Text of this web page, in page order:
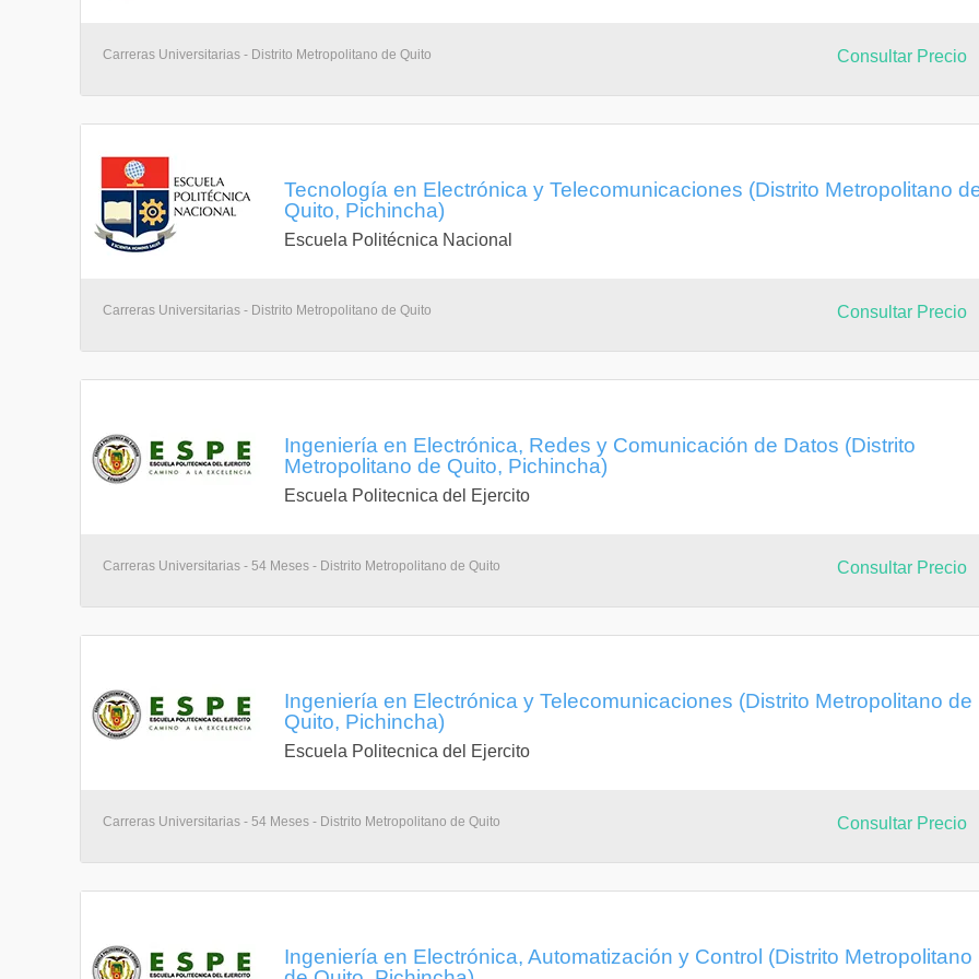
Carreras Universitarias - Distrito Metropolitano de Quito Consultar Precio
Tecnología en Electrónica y Telecomunicaciones (Distrito Metropolitano
Quito, Pichincha)
Escuela Politécnica Nacional
Carreras Universitarias - Distrito Metropolitano de Quito Consultar Precio
Ingeniería en Electrónica, Redes y Comunicación de Datos (Distrito
Metropolitano de Quito, Pichincha)
Escuela Politecnica del Ejercito
Carreras Universitarias - 54 Meses - Distrito Metropolitano de Quito Consultar Precio
Ingeniería en Electrónica y Telecomunicaciones (Distrito Metropolitano de
Quito, Pichincha)
Escuela Politecnica del Ejercito
Carreras Universitarias - 54 Meses - Distrito Metropolitano de Quito Consultar Precio
Ingeniería en Electrónica, Automatización y Control (Distrito Metropolitano